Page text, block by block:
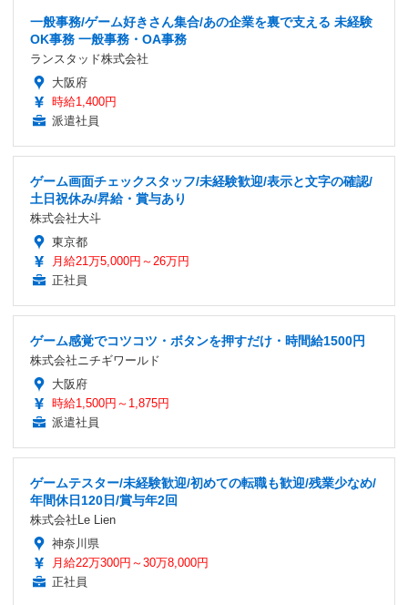
一般事務/ゲーム好きさん集合/あの企業を裏で支える 未経験
OK事務 一般事務・OA事務
ランスタッド株式会社
大阪府
時給1,400円
派遣社員
ゲーム画面チェックスタッフ/未経験歓迎/表示と文字の確認/
土日祝休み/昇給・賞与あり
株式会社大斗
東京都
月給21万5,000円～26万円
正社員
ゲーム感覚でコツコツ・ボタンを押すだけ・時間給1500円
株式会社ニチギワールド
大阪府
時給1,500円～1,875円
派遣社員
ゲームテスター/未経験歓迎/初めての転職も歓迎/残業少なめ/
年間休日120日/賞与年2回
株式会社Le Lien
神奈川県
月給22万300円～30万8,000円
正社員